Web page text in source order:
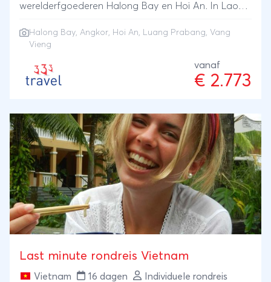
werelderfgoederen Halong Bay en Hoi An. In Laos
karstgebergten bij Vang Vieng. Tenslotte leert u in
en het wereldwonder Angkor Wat. Een ware
hoogtepuntenreis!!
Halong Bay, Angkor, Hoi An, Luang Prabang, Vang
Vieng
vanaf
€ 2.773
Last minute rondreis Vietnam
Vietnam 16 dagen
Individuele rondreis